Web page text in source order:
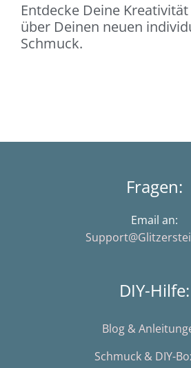
Entdecke Deine
über Deinen neuen
Schmuck.
Fragen:
Email an:
DIY-Hilfe:
Blog &
Schmuck & DIY-